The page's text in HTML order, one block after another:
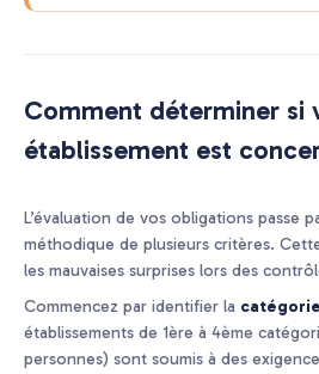
Comment déterminer si
établissement est
L’évaluation de vos obligations passe
méthodique de plusieurs critères.
les mauvaises surprises lors des
Commencez par identifier la
établissements de 1ère à 4ème
personnes) sont soumis à des